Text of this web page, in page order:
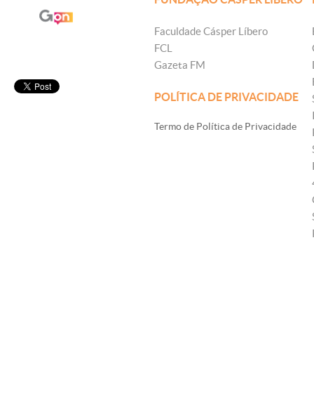
Faculdade Cásper Líbero
FCL
Gazeta FM
POLÍTICA DE PRIVACIDADE
Termo de Política de Privacidade